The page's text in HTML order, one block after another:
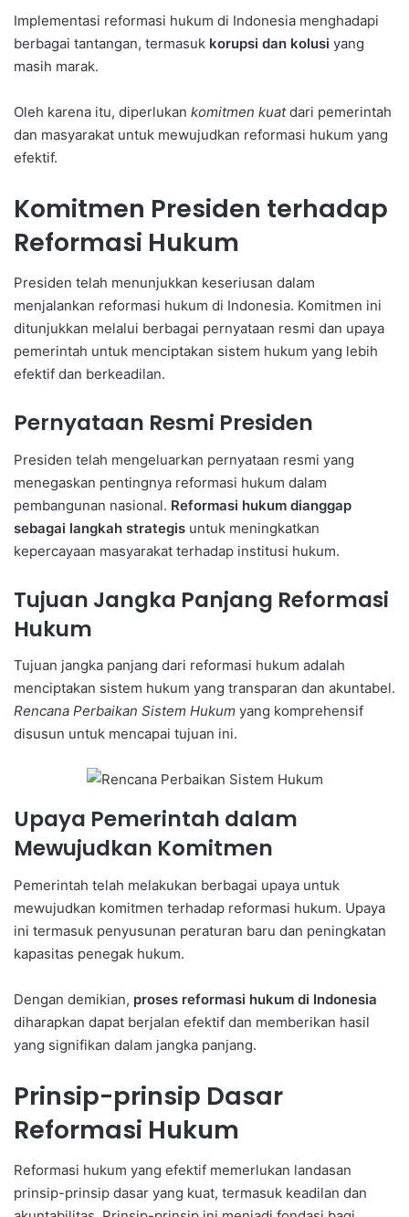
Implementasi reformasi hukum di Indonesia menghadapi
berbagai tantangan, termasuk korupsi dan kolusi yang
masih marak.
Oleh karena itu, diperlukan komitmen kuatdari pemerintah
dan masyarakat untuk mewujudkan reformasi hukum yang
efektif.
Komitmen Presiden terhadap
Reformasi Hukum
Presiden telah menunjukkan keseriusan dalam
menjalankan reformasi hukum di Indonesia. Komitmen ini
ditunjukkan melalui berbagai pernyataan resmi dan upaya
pemerintah untuk menciptakan sistem hukum yang lebih
efektif dan berkeadilan.
Pernyataan Resmi Presiden
Presiden telah mengeluarkan pernyataan resmi yang
menegaskan pentingnya reformasi hukum dalam
pembangunan nasional. Reformasi hukum dianggap
sebagai langkah strategis untuk meningkatkan
kepercayaan masyarakat terhadap institusi hukum.
Tujuan Jangka Panjang Reformasi
Hukum
Tujuan jangka panjang dari reformasi hukum adalah
menciptakan sistem hukum yang transparan dan akuntabel.
Rencana Perbaikan Sistem Hukum yang komprehensif
disusun untuk mencapai tujuan ini.
Upaya Pemerintah dalam
Mewujudkan Komitmen
Pemerintah telah melakukan berbagai upaya untuk
mewujudkan komitmen terhadap reformasi hukum. Upaya
ini termasuk penyusunan peraturan baru dan peningkatan
kapasitas penegak hukum.
Dengan demikian, proses reformasi hukum di Indonesia
diharapkan dapat berjalan efektif dan memberikan hasil
yang signifikan dalam jangka panjang.
Prinsip-prinsip Dasar
Reformasi Hukum
Reformasi hukum yang efektif memerlukan landasan
prinsip-prinsip dasar yang kuat, termasuk keadilan dan